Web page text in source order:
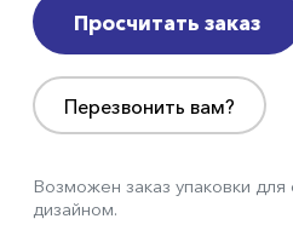
Просчитать заказ
Перезвонить вам?
Возможен заказ упаковки
дизайном.